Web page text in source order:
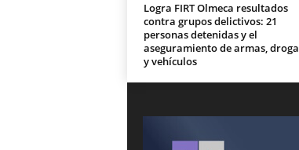
Logra FIRT Olmeca resultados
contra grupos delictivos: 21
personas detenidas y el
aseguramiento de armas, droga
y vehículos